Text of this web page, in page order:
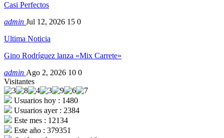
Casi Perfectos
admin Jul 12, 2026 15 0
Ultima Noticia
Gino Rodríguez lanza «Mix Carrete»
admin Ago 2, 2026 10 0
Visitantes
Usuarios hoy : 1480
Usuarios ayer : 2384
Este mes : 12134
Este año : 379351